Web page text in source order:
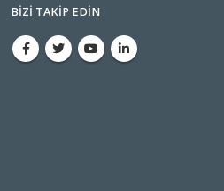
BIZI TAKIP EDIN